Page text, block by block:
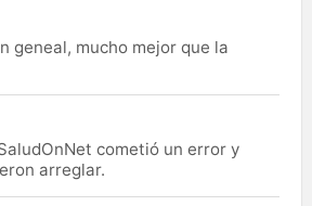
geneal, mucho mejor que la
cometió un error y
arreglar.